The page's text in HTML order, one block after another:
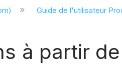
Guide de l'utilisateur
à partir